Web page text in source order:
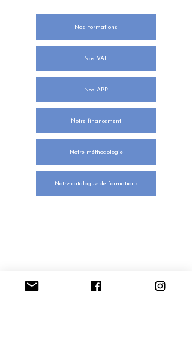
Nos Formations
Nos VAE
Nos APP
Notre financement
Notre méthodologie
Notre catalogue de formations